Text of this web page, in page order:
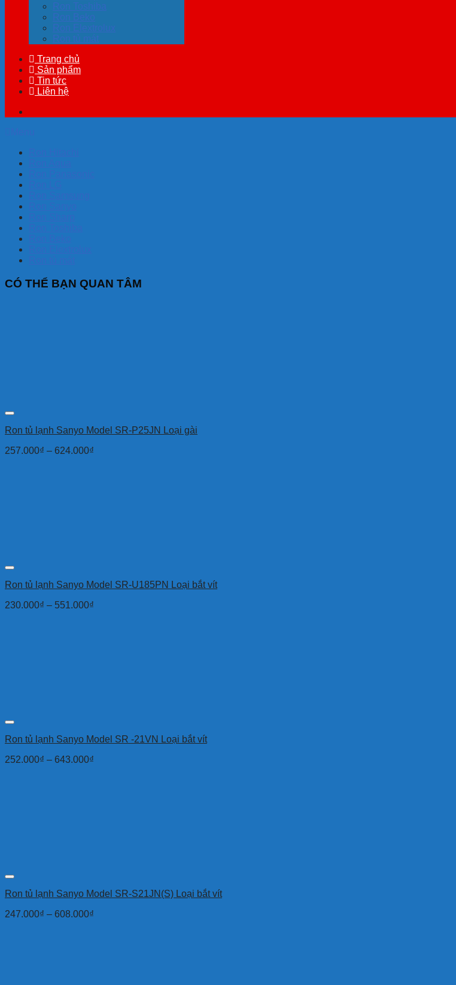
Trang chủ
Sản phẩm
Tin tức
Liên hệ
CÓ THỂ BẠN QUAN TÂM
Ron tủ lạnh Sanyo Model SR-P25JN Loại gài
257.000₫ – 624.000₫
Ron tủ lạnh Sanyo Model SR-U185PN Loại bắt vít
230.000₫ – 551.000₫
Ron tủ lạnh Sanyo Model SR -21VN Loại bắt vít
252.000₫ – 643.000₫
Ron tủ lạnh Sanyo Model SR-S21JN(S) Loại bắt vít
247.000₫ – 608.000₫